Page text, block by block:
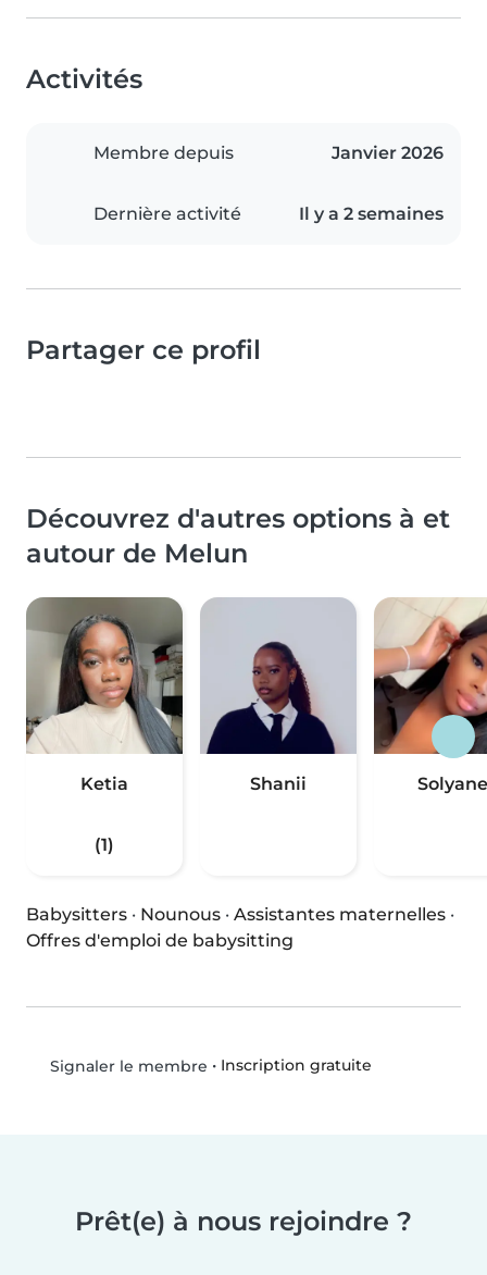
Activités
Membre depuis Janvier 2026
Dernière activité Il y a 2 semaines
Partager ce profil
Découvrez d'autres options à et
autour de Melun
Ketia
(1)
Shanii Solyane
Babysitters · Nounous · Assistantes maternelles ·
Offres d'emploi de babysitting
Signaler le membre • Inscription gratuite
Prêt(e) à nous rejoindre ?